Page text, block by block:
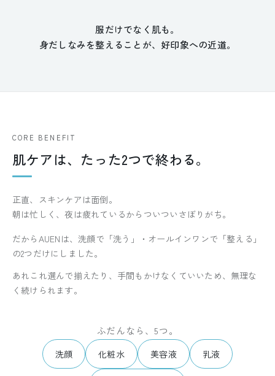
服だけでなく肌も。
身だしなみを整えることが、好印象への近道。
CORE BENEFIT
肌ケアは、たった2つで終わる。
正直、スキンケアは面倒。
朝は忙しく、夜は疲れているからついついさぼりがち。
だからAUENは、洗顔で「洗う」・オールインワンで「整える」
の2つだけにしました。
あれこれ選んで揃えたり、手間もかけなくていいため、無理な
く続けられます。
ふだんなら、5つ。
洗顔 化粧水 美容液 乳液